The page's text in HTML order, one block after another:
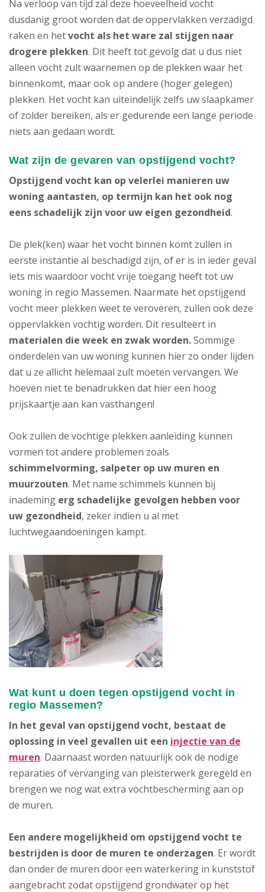
Na verloop van tijd zal deze hoeveelheid vocht
dusdanig groot worden dat de oppervlakken verzadigd
raken en hetvocht als het ware zal stijgen naar
drogere plekken. Dit heeft tot gevolg dat u dus niet
alleen vocht zult waarnemen op de plekken waar het
binnenkomt, maar ook op andere (hoger gelegen)
plekken. Het vocht kan uiteindelijk zelfs uw slaapkamer
of zolder bereiken, als er gedurende een lange periode
niets aan gedaan wordt.
Wat zijn de gevaren van opstijgend vocht?
Opstijgend vocht kan op velerlei manieren uw
woning aantasten, op termijn kan het ook nog
eens schadelijk zijn voor uw eigen gezondheid.
De plek(ken) waar het vocht binnen komt zullen in
eerste instantie al beschadigd zijn, of er is in ieder geval
iets mis waardoor vocht vrije toegang heeft tot uw
woning in regio Massemen. Naarmate het opstijgend
vocht meer plekken weet te veroveren, zullen ook deze
oppervlakken vochtig worden. Dit resulteert in
materialen die week en zwak worden.Sommige
onderdelen van uw woning kunnen hier zo onder lijden
dat u ze allicht helemaal zult moeten vervangen. We
hoeven niet te benadrukken dat hier een hoog
prijskaartje aan kan vasthangen!
Ook zullen de vochtige plekken aanleiding kunnen
vormen tot andere problemen zoals
schimmelvorming, salpeter op uw muren en
muurzouten. Met name schimmels kunnen bij
inademing erg schadelijke gevolgen hebben voor
uw gezondheid, zeker indien u al met
luchtwegaandoeningen kampt.
Wat kunt u doen tegen opstijgend vocht in
regio Massemen?
In het geval van opstijgend vocht, bestaat de
oplossing in veel gevallen uit een injectie van de
muren. Daarnaast worden natuurlijk ook de nodige
reparaties of vervanging van pleisterwerk geregeld en
brengen we nog wat extra vochtbescherming aan op
de muren.
Een andere mogelijkheid om opstijgend vocht te
bestrijden is door de muren te onderzagen. Er wordt
dan onder de muren door een waterkering in kunststof
aangebracht zodat opstijgend grondwater op het